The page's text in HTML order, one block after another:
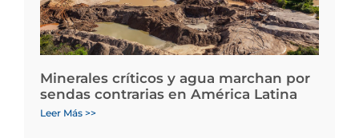
Minerales críticos y agua marchan por
sendas contrarias en América Latina
Leer Más >>